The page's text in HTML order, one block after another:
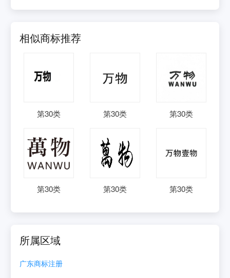
相似商标推荐
第30类 第30类 第30类
第30类 第30类 第30类
所属区域
广东商标注册